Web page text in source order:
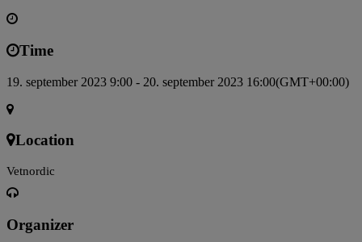
Time
19. september 2023 9:00 - 20. september 2023 16:00(GMT+00:00)
Location
Vetnordic
Organizer